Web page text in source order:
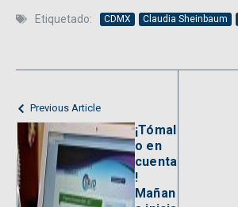
Etiquetado: CDMX Claudia Sheinbaum
Previous Article
¡Tómal
o en
cuenta
!
Mañan